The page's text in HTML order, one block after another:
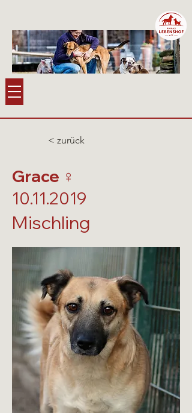
< zurück
Grace ♀️
10.11.2019
Mischling